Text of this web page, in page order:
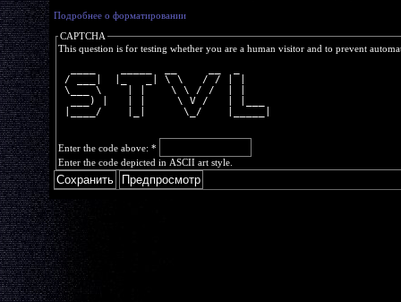
Подробнее о форматировании
CAPTCHA
This question is for testing whether you are a human visitor and to prevent
/ ___|  |_   _| \ \   / / | |
\___ \    | |    \ \ / /  | |
  ___) |   | |     \ V /   | |___
|____/    |_|      \_/    |_____|
Enter the code above: *
Enter the code depicted in ASCII art style.